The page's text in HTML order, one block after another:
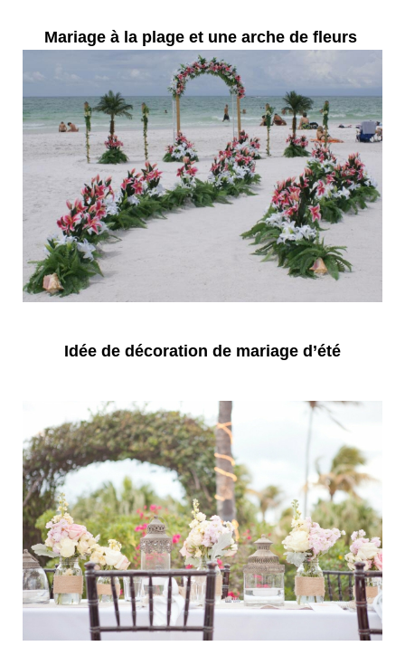
Mariage à la plage et une arche de fleurs
Idée de décoration de mariage d’été